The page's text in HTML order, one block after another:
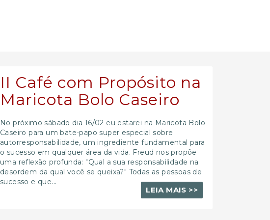
II Café com Propósito na
Maricota Bolo Caseiro
No próximo sábado dia 16/02 eu estarei na Maricota Bolo
Caseiro para um bate-papo super especial sobre
autorresponsabilidade, um ingrediente fundamental para
o sucesso em qualquer área da vida. Freud nos propõe
uma reflexão profunda: "Qual a sua responsabilidade na
desordem da qual você se queixa?" Todas as pessoas de
sucesso e que...
LEIA MAIS >>